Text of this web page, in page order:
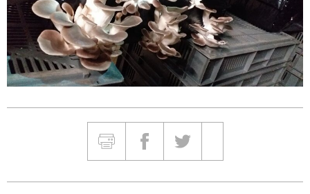
ImprimerPartager sur Facebook
Partager sur Twitter